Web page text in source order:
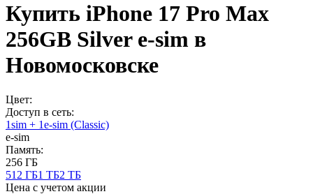
Купить iPhone 17 Pro Max
256GB Silver e-sim в
Новомосковске
Цвет:
Доступ в сеть:
1sim + 1e-sim (Classic)
e-sim
Память:
256 ГБ
512 ГБ1 ТБ2 ТБ
Цена с учетом акции